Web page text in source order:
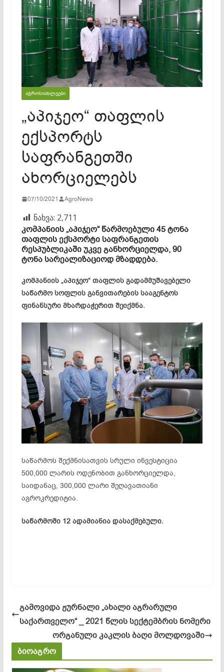
ᲐᲒᲠᲝᲡᲘᲐᲮᲚᲔᲔᲑᲘ
„აპიჯეო“ თაფლის
ექსპორტს
საფრანგეთში
ახორციელებს
07/10/2021 AgroNews
ნახვა: 2,711
კომპანიის „აპიჯეო“ წარმოებული 45 ტონა
თაფლის ექსპორტი საფრანგეთის
რესპუბლიკაში უკვე განხორციელდა, 90
ტონა სარეალიზაციოდ მზადდება.
კომპანიის „აპიჯეო“ თაფლის გადამმუშავებელი
საწარმო სოფლის განვითარების სააგენტოს
ფინანსური მხარდაჭერით შეიქმნა.
საწარმოს შექმნისათვის სრული ინვესტიცია
500,000 ლარის ოდენობით განხორციელდა,
საიდანაც, 300,000 ლარი შეღავათიანი
აგროკრედიტია.
საწარმოში 12 ადამიანია დასაქმებული.
გამოვიდა ჟურნალი „ახალი აგრარული
საქართველო“ _ 2021 წლის სექტემბრის ნომერი
ორგანული კაკლის ბაღი მოლდოვაში
ბიოაგრო